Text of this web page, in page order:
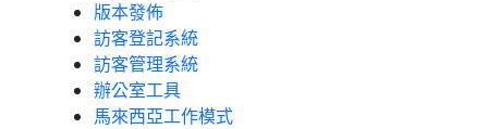
版本發佈
訪客登記系統
訪客管理系統
辦公室工具
馬來西亞工作模式